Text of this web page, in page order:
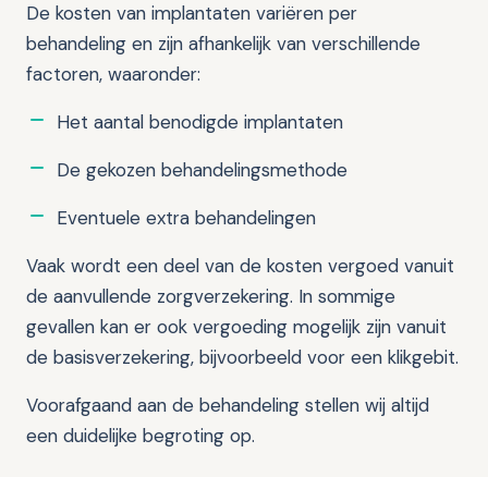
De kosten van implantaten variëren per
behandeling en zijn afhankelijk van verschillende
factoren, waaronder:
Het aantal benodigde implantaten
De gekozen behandelingsmethode
Eventuele extra behandelingen
Vaak wordt een deel van de kosten vergoed vanuit
de aanvullende zorgverzekering. In sommige
gevallen kan er ook vergoeding mogelijk zijn vanuit
de basisverzekering, bijvoorbeeld voor een klikgebit.
Voorafgaand aan de behandeling stellen wij altijd
een duidelijke begroting op.